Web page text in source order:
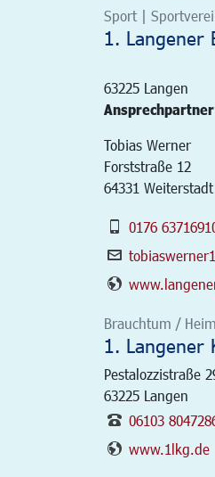
Sport |
1. Langener
63225 Langen
Ansprechpartner
Tobias Werner
Forststraße 12
64331 Weiterstadt
0176
Brauchtum /
1. Langener
Pestalozzistraße
63225 Langen
06103
www.1lkg.de